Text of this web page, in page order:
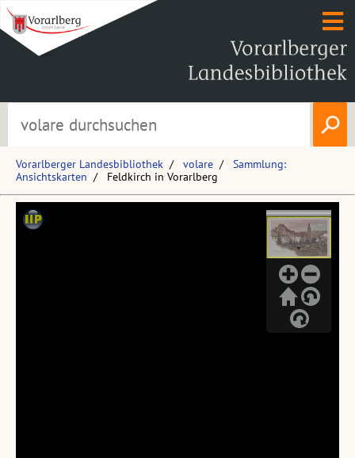
Vorarlberger Landesbibliothek volare
Sammlung:
Ansichtskarten
Feldkirch in Vorarlberg